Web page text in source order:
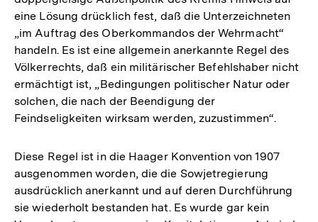
eine Lösung drücklich fest, daß die Unterzeichneten
„im Auftrag des Oberkommandos der Wehrmacht“
handeln. Es ist eine allgemein anerkannte Regel des
Völkerrechts, daß ein militärischer Befehlshaber nicht
ermächtigt ist, „Bedingungen politischer Natur oder
solchen, die nach der Beendigung der
Feindseligkeiten wirksam werden, zuzustimmen“.
Diese Regel ist in die Haager Konvention von 1907
ausgenommen worden, die die Sowjetregierung
ausdrücklich anerkannt und auf deren Durchführung
sie wiederholt bestanden hat. Es wurde gar kein